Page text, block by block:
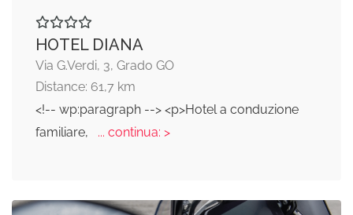
HOTEL DIANA
Via G.Verdi, 3, Grado GO
Distance: 61,7 km
<!-- wp:paragraph --> <p>Hotel a conduzione
familiare,
... continua: >